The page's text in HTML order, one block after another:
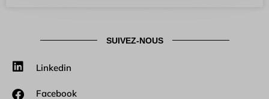
SUIVEZ-NOUS
Linkedin
Facebook